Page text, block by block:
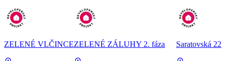
ZELENÉ VLČINCEZELENÉ ZÁLUHY 2. fáza Saratovská 22